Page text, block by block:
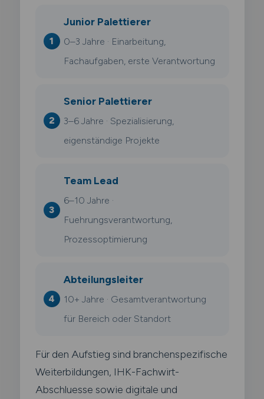
Junior Palettierer
0–3 Jahre · Einarbeitung,
Fachaufgaben, erste Verantwortung
Senior Palettierer
3–6 Jahre · Spezialisierung,
eigenständige Projekte
Team Lead
6–10 Jahre ·
Fuehrungsverantwortung,
Prozessoptimierung
Abteilungsleiter
10+ Jahre · Gesamtverantwortung
für Bereich oder Standort
Für den Aufstieg sind branchenspezifische
Weiterbildungen, IHK-Fachwirt-
Abschluesse sowie digitale und